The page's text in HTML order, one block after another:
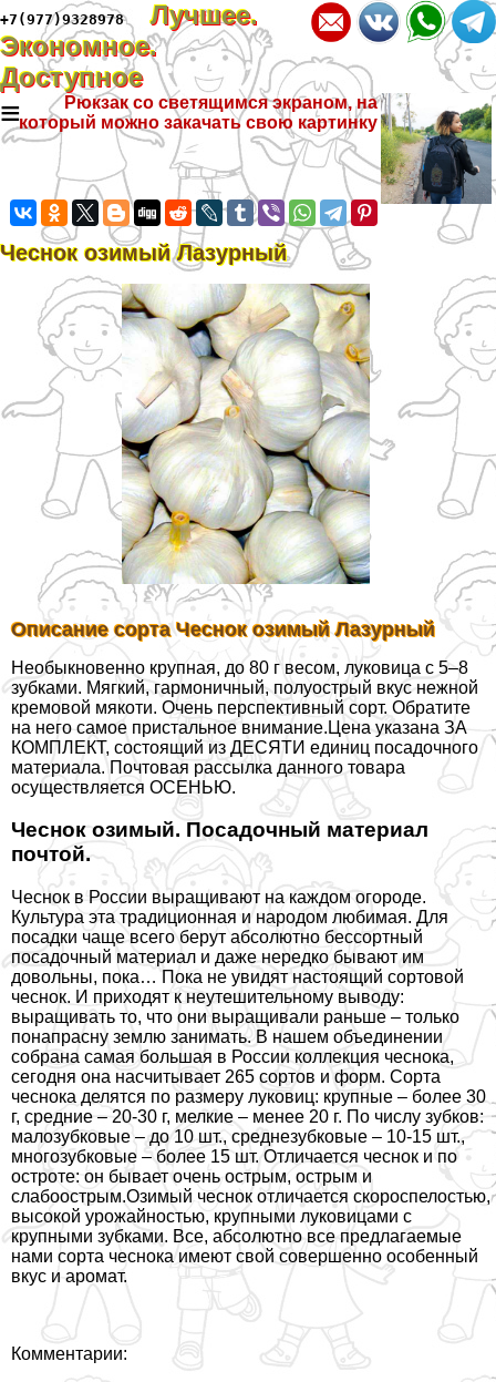
+7(977)9328978
Лучшее.
Экономное.
Доступное
≡
Рюкзак со светящимся экраном, на
который можно закачать свою картинку
Чеснок озимый Лазурный
Описание сорта Чеснок озимый Лазурный
Необыкновенно крупная, до 80 г весом, луковица с 5–8
зубками. Мягкий, гармоничный, полуострый вкус нежной
кремовой мякоти. Очень перспективный сорт. Обратите
на него самое пристальное внимание.Цена указана ЗА
КОМПЛЕКТ, состоящий из ДЕСЯТИ единиц посадочного
материала. Почтовая рассылка данного товара
осуществляется ОСЕНЬЮ.
Чеснок озимый. Посадочный материал
почтой.
Чеснок в России выращивают на каждом огороде.
Культура эта традиционная и народом любимая. Для
посадки чаще всего берут абсолютно бессортный
посадочный материал и даже нередко бывают им
довольны, пока… Пока не увидят настоящий сортовой
чеснок. И приходят к неутешительному выводу:
выращивать то, что они выращивали раньше – только
понапрасну землю занимать. В нашем объединении
собрана самая большая в России коллекция чеснока,
сегодня она насчитывает 265 сортов и форм. Сорта
чеснока делятся по размеру луковиц: крупные – более 30
г, средние – 20-30 г, мелкие – менее 20 г. По числу зубков:
малозубковые – до 10 шт., среднезубковые – 10-15 шт.,
многозубковые – более 15 шт. Отличается чеснок и по
остроте: он бывает очень острым, острым и
слабоострым.Озимый чеснок отличается скороспелостью,
высокой урожайностью, крупными луковицами с
крупными зубками. Все, абсолютно все предлагаемые
нами сорта чеснока имеют свой совершенно особенный
вкус и аромат.
Комментарии: